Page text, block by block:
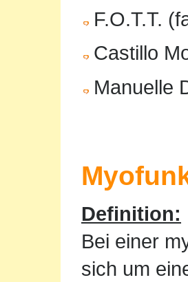
F.O.T.T.
Castillo
Manuelle
Definition:
Bei einer
sich um